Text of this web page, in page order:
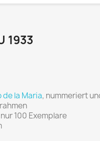
1933
de la Maria, nummeriert
100 Exemplare